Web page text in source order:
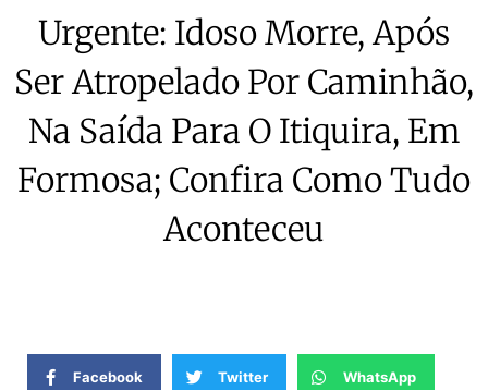
Urgente: Idoso Morre, Após
Ser Atropelado Por Caminhão,
Na Saída Para O Itiquira, Em
Formosa; Confira Como Tudo
Aconteceu
Facebook Twitter WhatsApp